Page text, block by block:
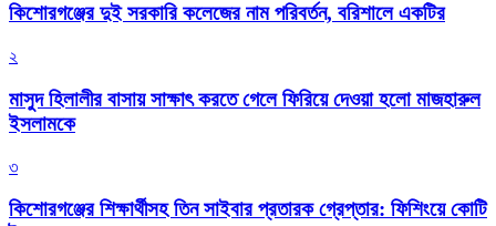
কিশোরগঞ্জের দুই সরকারি কলেজের নাম পরিবর্তন, বরিশালে একটির
২
মাসুদ হিলালীর বাসায় সাক্ষাৎ করতে গেলে ফিরিয়ে দেওয়া হলো মাজহারুল
ইসলামকে
৩
কিশোরগঞ্জের শিক্ষার্থীসহ তিন সাইবার প্রতারক গ্রেপ্তার: ফিশিংয়ে কোটি